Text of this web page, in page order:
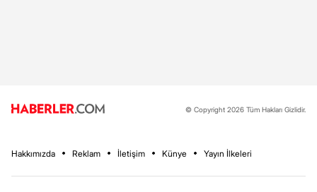
© Copyright 2026 Tüm Hakları Gizlidir.
Hakkımızda Reklam İletişim Künye Yayın İlkeleri